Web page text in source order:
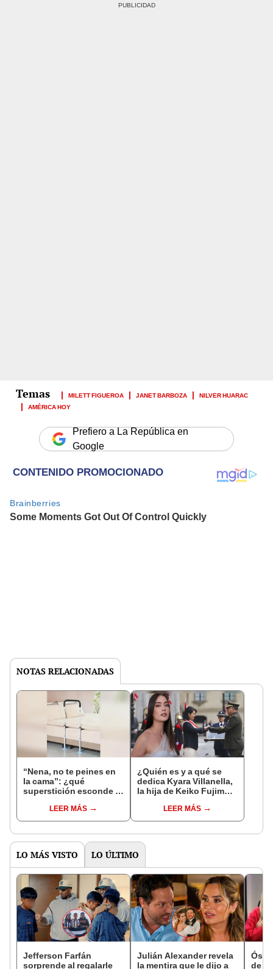
MILETT FIGUEROA JANET BARBOZA
NILVER HUARAC
AMÉRICA HOY
Prefiero a La República en
Google
NOTAS RELACIONADAS
“Nena, no te peines en
la cama”: ¿qué
superstición esconde la
Enanitos Verdes?
LEER MÁS
¿Quién es y a qué se
dedica Kyara Villanella,
la hija de Keiko Fujimori
nivel nacional?
LEER MÁS
LO MÁS VISTO LO ÚLTIMO
Jefferson Farfán
sorprende al regalarle
Julián Alexander revela
la mentira que le dijo a
de